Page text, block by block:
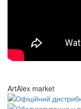
ArtAlex market